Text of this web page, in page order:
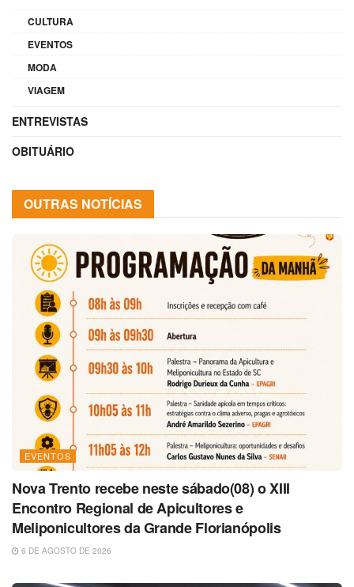
CULTURA
EVENTOS
MODA
VIAGEM
ENTREVISTAS
OBITUÁRIO
OUTRAS NOTÍCIAS
EVENTOS
Nova Trento recebe neste sábado(08) o XIII
Encontro Regional de Apicultores e
Meliponicultores da Grande Florianópolis
6 DE AGOSTO DE 2026